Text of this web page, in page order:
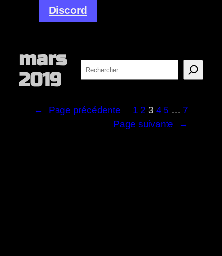
Discord
mars
2019
Rechercher
← Page précédente 1 2 3 4 5 … 7
Page suivante
→